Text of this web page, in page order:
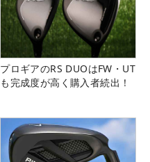
プロギアのRS DUOはFW・UT
も完成度が高く購入者続出！